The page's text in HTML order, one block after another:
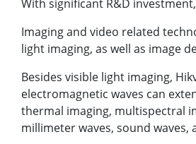
With significant R&D
Imaging and video related
light imaging, as well as image
Besides visible light imaging,
electromagnetic waves can
thermal imaging, multispectral
millimeter waves, sound